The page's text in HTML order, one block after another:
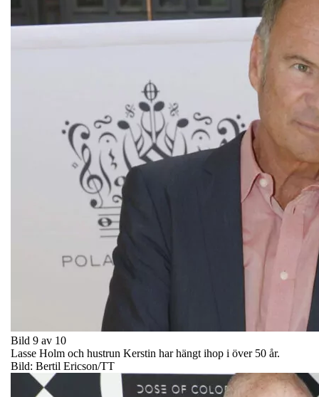
Bild 9 av 10
Lasse Holm och hustrun Kerstin har hängt ihop i över 50 år.
Bild: Bertil Ericson/TT